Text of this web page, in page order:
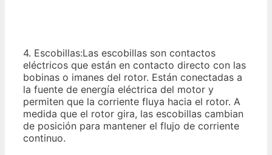
4. Escobillas:Las escobillas son contactos
eléctricos que están en contacto directo con las
bobinas o imanes del rotor. Están conectadas a
la fuente de energía eléctrica del motor y
permiten que la corriente fluya hacia el rotor. A
medida que el rotor gira, las escobillas cambian
de posición para mantener el flujo de corriente
continuo.